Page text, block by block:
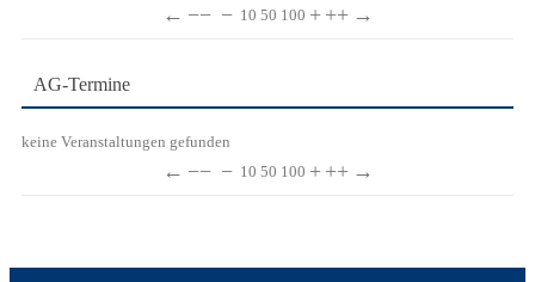
← −− − 10 50 100 + ++ →
AG-Termine
keine Veranstaltungen gefunden
← −− − 10 50 100 + ++ →